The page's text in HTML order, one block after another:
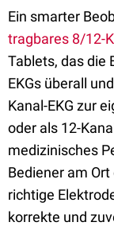
Ein smarter
tragbares 8/12-
Tablets, das die
EKGs überall
Kanal-EKG zur
oder als 12-
medizinisches
Bediener am
richtige
korrekte und